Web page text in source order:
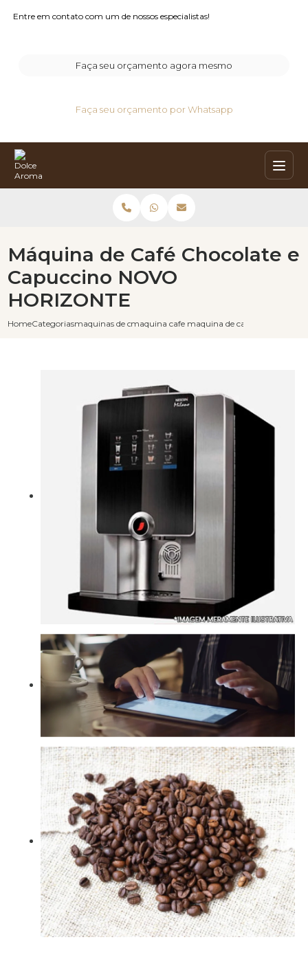
Entre em contato com um de nossos especialistas!
Faça seu orçamento agora mesmo
Faça seu orçamento por Whatsapp
HomeCategoriasmaquinas de cafe capuccino
maquina cafe e capuccinomaquina de cafe chocolate e
Máquina de Café Chocolate e
Capuccino NOVO
HORIZONTE